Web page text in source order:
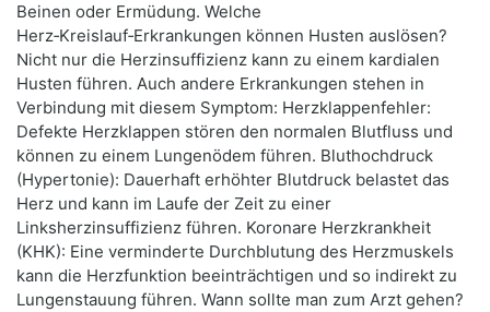
Beinen oder Ermüdung. Welche
Herz‑Kreislauf‑Erkrankungen können Husten auslösen?
Nicht nur die Herzinsuffizienz kann zu einem kardialen
Husten führen. Auch andere Erkrankungen stehen in
Verbindung mit diesem Symptom: Herzklappenfehler:
Defekte Herzklappen stören den normalen Blutfluss und
können zu einem Lungenödem führen. Bluthochdruck
(Hypertonie): Dauerhaft erhöhter Blutdruck belastet das
Herz und kann im Laufe der Zeit zu einer
Linksherzinsuffizienz führen. Koronare Herzkrankheit
(KHK): Eine verminderte Durchblutung des Herzmuskels
kann die Herzfunktion beeinträchtigen und so indirekt zu
Lungenstauung führen. Wann sollte man zum Arzt gehen?